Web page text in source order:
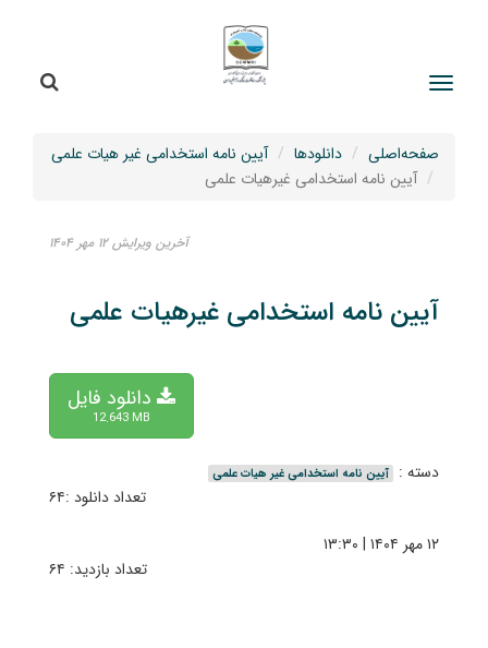
صفحه‌اصلی دانلودها
آیین نامه استخدامی غیر هیات علمی
آیین نامه استخدامی غیرهیات علمی
آخرین ویرایش ۱۲ مهر ۱۴۰۴
آیین نامه استخدامی غیرهیات علمی
دانلود فایل
12.643 MB
دسته : آیین نامه استخدامی غیر هیات علمی
تعداد دانلود :۶۴
۱۲ مهر ۱۴۰۴ | ۱۳:۳۰
تعداد بازدید: ۶۴